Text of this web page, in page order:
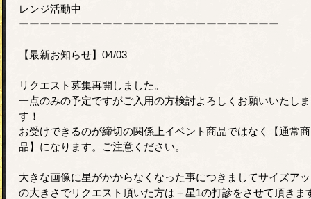
レンジ活動中
ーーーーーーーーーーーーーーーーーーーーーーーーー
【最新お知らせ】04/03
リクエスト募集再開しました。
一点のみの予定ですがご入用の方検討よろしくお願いいたしま
す！
お受けできるのが締切の関係上イベント商品ではなく【通常商
品】になります。ご注意ください。
大きな画像に星がかからなくなった事につきましてサイズア
の大きさでリクエスト頂いた方は＋星1の打診をさせて頂きま